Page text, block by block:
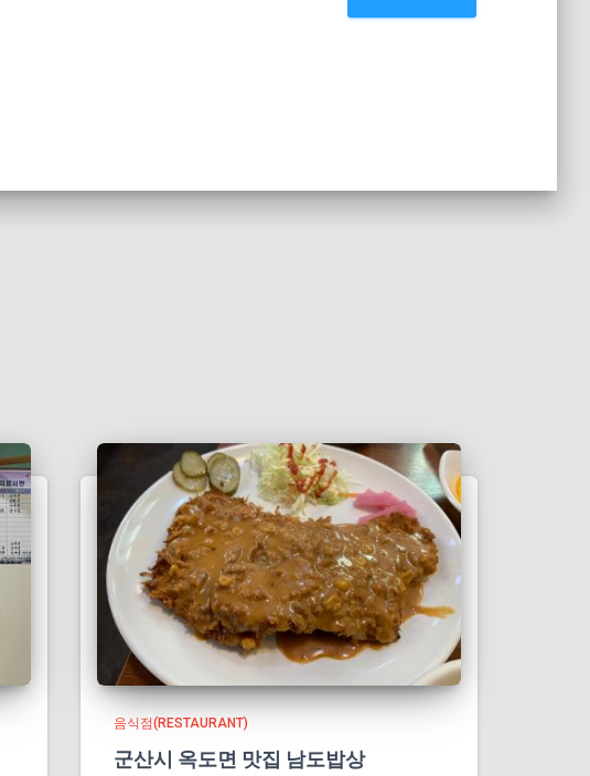
음식점(RESTAURANT)
군산시 옥도면 맛집 남도밥상